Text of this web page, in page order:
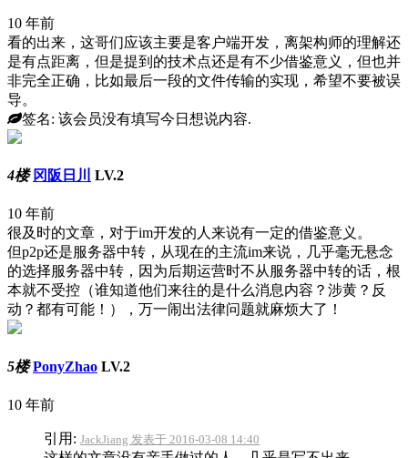
10 年前
看的出来，这哥们应该主要是客户端开发，离架构师的理解还
是有点距离，但是提到的技术点还是有不少借鉴意义，但也并
非完全正确，比如最后一段的文件传输的实现，希望不要被误
导。
签名: 该会员没有填写今日想说内容.
4楼 冈阪日川 LV.2
10 年前
很及时的文章，对于im开发的人来说有一定的借鉴意义。
但p2p还是服务器中转，从现在的主流im来说，几乎毫无悬念
的选择服务器中转，因为后期运营时不从服务器中转的话，根
本就不受控（谁知道他们来往的是什么消息内容？涉黄？反
动？都有可能！），万一闹出法律问题就麻烦大了！
5楼 PonyZhao LV.2
10 年前
引用: JackJiang 发表于 2016-03-08 14:40